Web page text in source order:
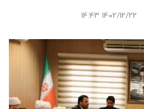
1402/12/22 14:43